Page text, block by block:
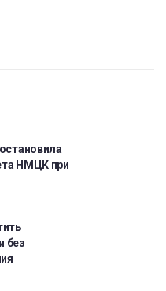
НМЦК при
без